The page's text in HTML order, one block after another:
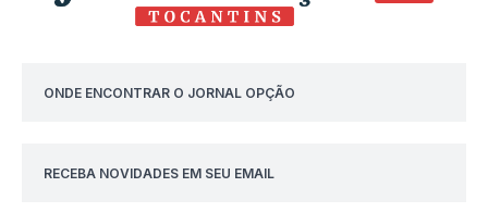
ONDE ENCONTRAR O JORNAL OPÇÃO
RECEBA NOVIDADES EM SEU EMAIL